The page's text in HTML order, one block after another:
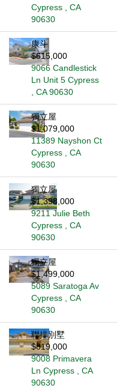
Cypress , CA
90630
康斗
$615,000
9066 Candlestick
Ln Unit 5 Cypress
, CA 90630
獨立屋
$1,079,000
11389 Nayshon Ct
Cypress , CA
90630
獨立屋
$1,398,000
9211 Julie Beth
Cypress , CA
90630
獨立屋
$1,499,000
5089 Saratoga Av
Cypress , CA
90630
聯排別墅
$819,000
9008 Primavera
Ln Cypress , CA
90630